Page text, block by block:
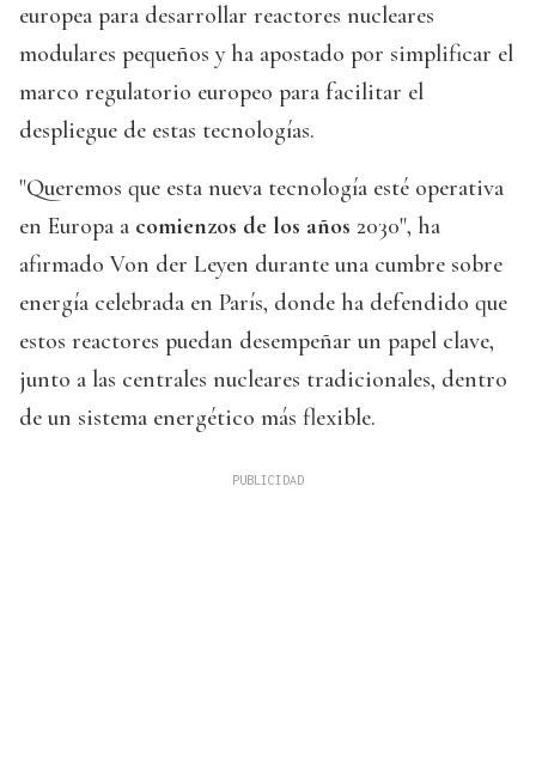
europea para desarrollar reactores nucleares
modulares pequeños y ha apostado por simplificar el
marco regulatorio europeo para facilitar el
despliegue de estas tecnologías.
"Queremos que esta nueva tecnología esté operativa
en Europa a comienzos de los años 2030", ha
afirmado Von der Leyen durante una cumbre sobre
energía celebrada en París, donde ha defendido que
estos reactores puedan desempeñar un papel clave,
junto a las centrales nucleares tradicionales, dentro
de un sistema energético más flexible.